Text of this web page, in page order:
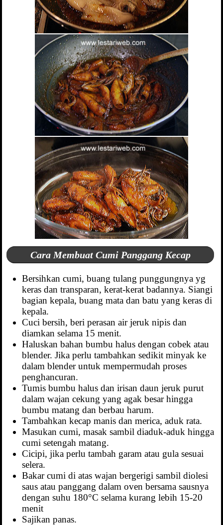
Cara Membuat Cumi Panggang Kecap
Bersihkan cumi, buang tulang punggungnya yg
keras dan transparan, kerat-kerat badannya. Siangi
bagian kepala, buang mata dan batu yang keras di
kepala.
Cuci bersih, beri perasan air jeruk nipis dan
diamkan selama 15 menit.
Haluskan bahan bumbu halus dengan cobek atau
blender. Jika perlu tambahkan sedikit minyak ke
dalam blender untuk mempermudah proses
penghancuran.
Tumis bumbu halus dan irisan daun jeruk purut
dalam wajan cekung yang agak besar hingga
bumbu matang dan berbau harum.
Tambahkan kecap manis dan merica, aduk rata.
Masukan cumi, masak sambil diaduk-aduk hingga
cumi setengah matang.
Cicipi, jika perlu tambah garam atau gula sesuai
selera.
Bakar cumi di atas wajan bergerigi sambil diolesi
saus atau panggang dalam oven bersama sausnya
dengan suhu 180°C selama kurang lebih 15-20
menit
Sajikan panas.